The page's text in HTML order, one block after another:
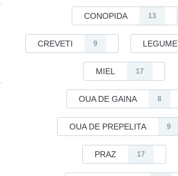
CONOPIDA 13
CREVETI 9 LEGUME
MIEL 17
OUA DE GAINA 8
OUA DE PREPELITA 9
PRAZ 17